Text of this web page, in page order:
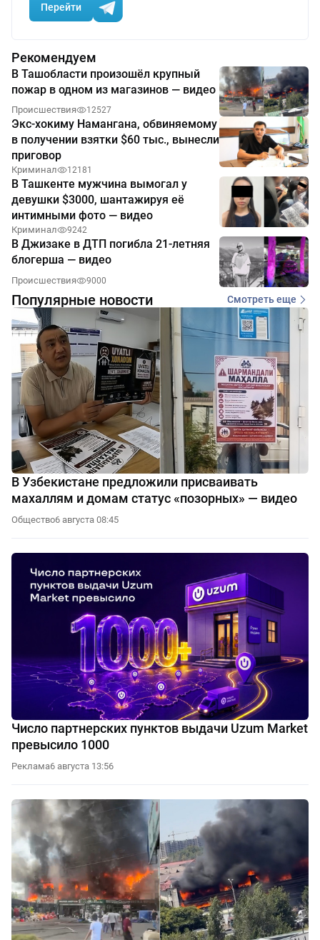
Перейти
Рекомендуем
В Ташобласти произошёл крупный
пожар в одном из магазинов — видео
Происшествия 12527
Экс-хокиму Намангана, обвиняемому
в получении взятки $60 тыс., вынесли
приговор
Криминал 12181
В Ташкенте мужчина вымогал у
девушки $3000, шантажируя её
интимными фото — видео
Криминал 9242
В Джизаке в ДТП погибла 21-летняя
блогерша — видео
Происшествия 9000
Популярные новости Смотреть еще
В Узбекистане предложили присваивать
махаллям и домам статус «позорных» — видео
Общество6 августа 08:45
Число партнерских пунктов выдачи Uzum Market
превысило 1000
Реклама6 августа 13:56